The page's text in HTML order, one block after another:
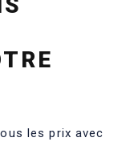
les prix avec